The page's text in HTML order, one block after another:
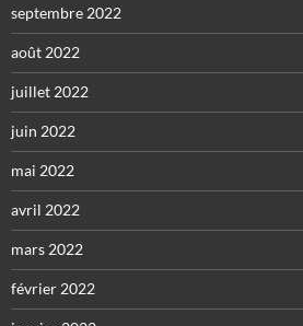
septembre 2022
août 2022
juillet 2022
juin 2022
mai 2022
avril 2022
mars 2022
février 2022